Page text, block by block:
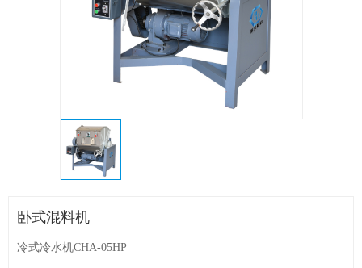
卧式混料机
冷式冷水机CHA-05HP